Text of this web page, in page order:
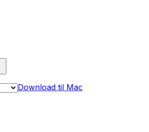
Download til Mac